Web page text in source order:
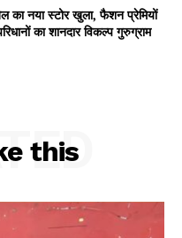
का नया स्टोर खुला, फैशन प्रेमियों
का शानदार विकल्प गुरुग्राम
this